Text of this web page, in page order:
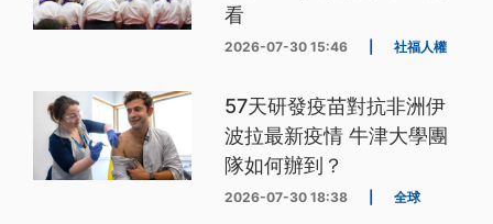
看
2026-07-30 15:46 社福人權
57天研發疫苗對抗非洲伊
波拉最新疫情 牛津大學團
隊如何辦到？
2026-07-30 18:38 全球